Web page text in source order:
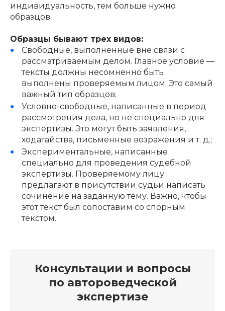
индивидуальность, тем больше нужно
образцов.
Образцы бывают трех видов:
Свободные, выполненные вне связи с
рассматриваемым делом. Главное условие —
тексты должны несомненно быть
выполнены проверяемым лицом. Это самый
важный тип образцов;
Условно-свободные, написанные в период
рассмотрения дела, но не специально для
экспертизы. Это могут быть заявления,
ходатайства, письменные возражения и т. д.;
Экспериментальные, написанные
специально для проведения судебной
экспертизы. Проверяемому лицу
предлагают в присутствии судьи написать
сочинение на заданную тему. Важно, чтобы
этот текст был сопоставим со спорным
текстом.
Консультации и вопросы
по автороведческой
экспертизе